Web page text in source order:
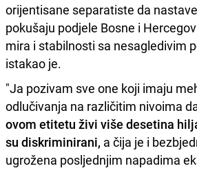
orijentisane separatiste da
pokušaju podjele Bosne i
mira i stabilnosti sa nesagledivim
istakao je.
"Ja pozivam sve one koji imaju
odlučivanja na različitim nivoima
ovom etitetu živi više desetina
su diskriminirani, a čija je i
ugrožena posljednjim napadima